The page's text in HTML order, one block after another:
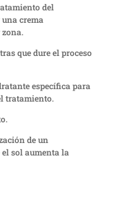
del
crema
que dure el proceso
específica para
tratamiento.
de un
sol aumenta la